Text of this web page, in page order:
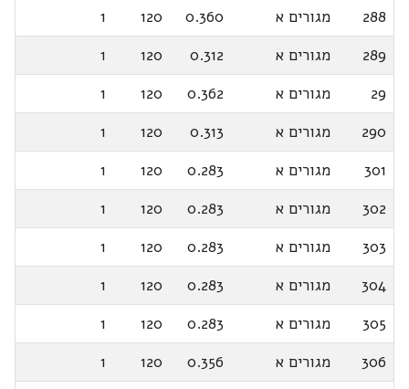
288
מגורים א 0.360
120
1
289
מגורים א 0.312
120
1
29
מגורים א 0.362
120
1
290
מגורים א 0.313
120
1
301
מגורים א 0.283
120
1
302
מגורים א 0.283
120
1
303
מגורים א 0.283
120
1
304
מגורים א 0.283
120
1
305
מגורים א 0.283
120
1
306
מגורים א 0.356
120
1